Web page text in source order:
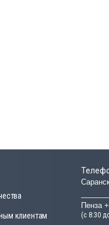
клиентам
Пенза
(с 8:30